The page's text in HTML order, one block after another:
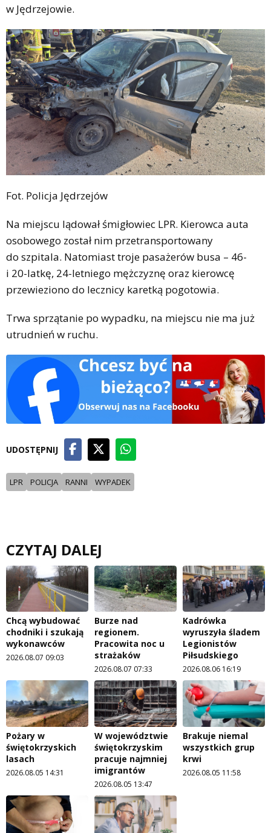
w Jędrzejowie.
Fot. Policja Jędrzejów
Na miejscu lądował śmigłowiec LPR. Kierowca auta
osobowego został nim przetransportowany
do szpitala. Natomiast troje pasażerów busa – 46-
i 20-latkę, 24-letniego mężczyznę oraz kierowcę
przewieziono do lecznicy karetką pogotowia.
Trwa sprzątanie po wypadku, na miejscu nie ma już
utrudnień w ruchu.
UDOSTĘPNIJ
LPR POLICJA RANNI WYPADEK
CZYTAJ DALEJ
Chcą wybudować
chodniki i szukają
wykonawców
2026.08.07 09:03
Burze nad
regionem.
Pracowita noc u
strażaków
2026.08.07 07:33
Kadrówka
wyruszyła śladem
Legionistów
Piłsudskiego
2026.08.06 16:19
Pożary w
świętokrzyskich
lasach
2026.08.05 14:31
W województwie
świętokrzyskim
pracuje najmniej
imigrantów
2026.08.05 13:47
Brakuje niemal
wszystkich grup
krwi
2026.08.05 11:58